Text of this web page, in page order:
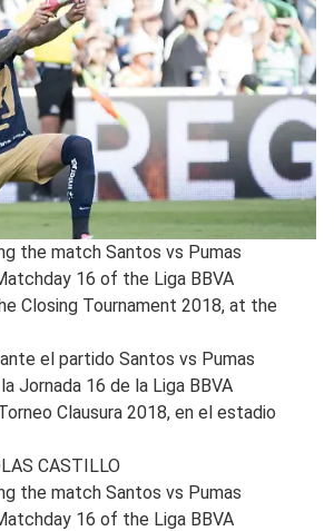
the match Santos vs Pumas
16 of the Liga BBVA
Closing Tournament 2018, at the
el partido Santos vs Pumas
Jornada 16 de la Liga BBVA
Clausura 2018, en el estadio
CASTILLO
the match Santos vs Pumas
16 of the Liga BBVA